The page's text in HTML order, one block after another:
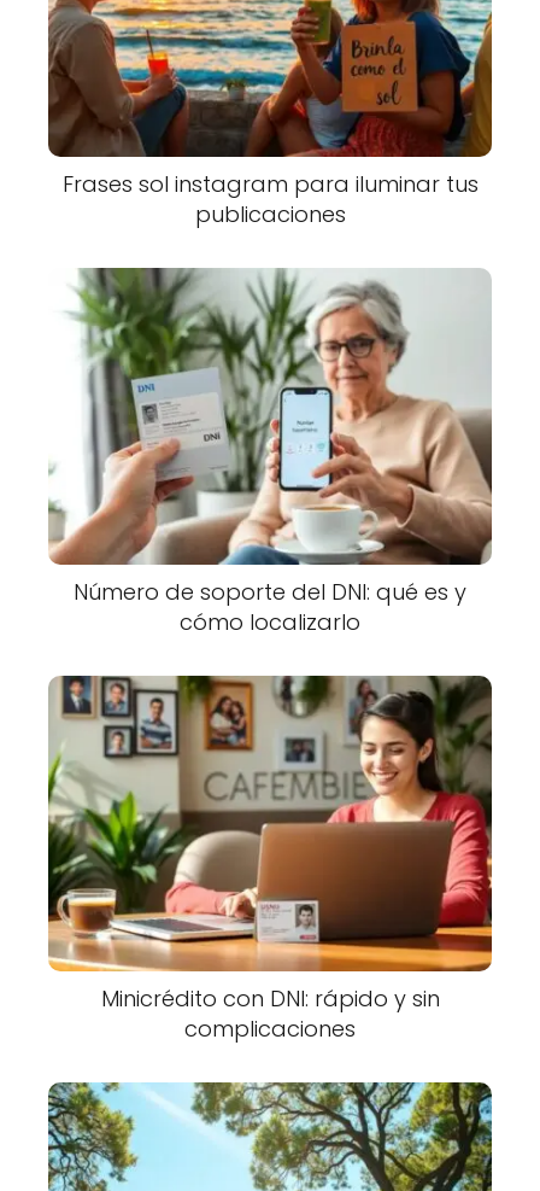
Frases sol instagram para iluminar tus
publicaciones
Número de soporte del DNI: qué es y
cómo localizarlo
Minicrédito con DNI: rápido y sin
complicaciones